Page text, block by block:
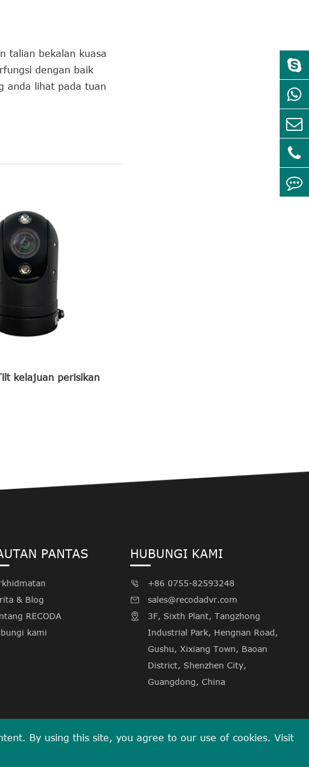
talian bekalan kuasa
dengan baik
anda lihat pada tuan
kelajuan perisikan
PANTAS
& Blog
RECODA
kami
HUBUNGI KAMI
 +86 0755-82593248
 sales@recodadvr.com

3F, Sixth Plant, Tangzhong
Industrial Park, Hengnan Road,
Gushu, Xixiang Town, Baoan
District, Shenzhen City,
Guangdong, China
By using this site, you agree to our use of cookies. Visit